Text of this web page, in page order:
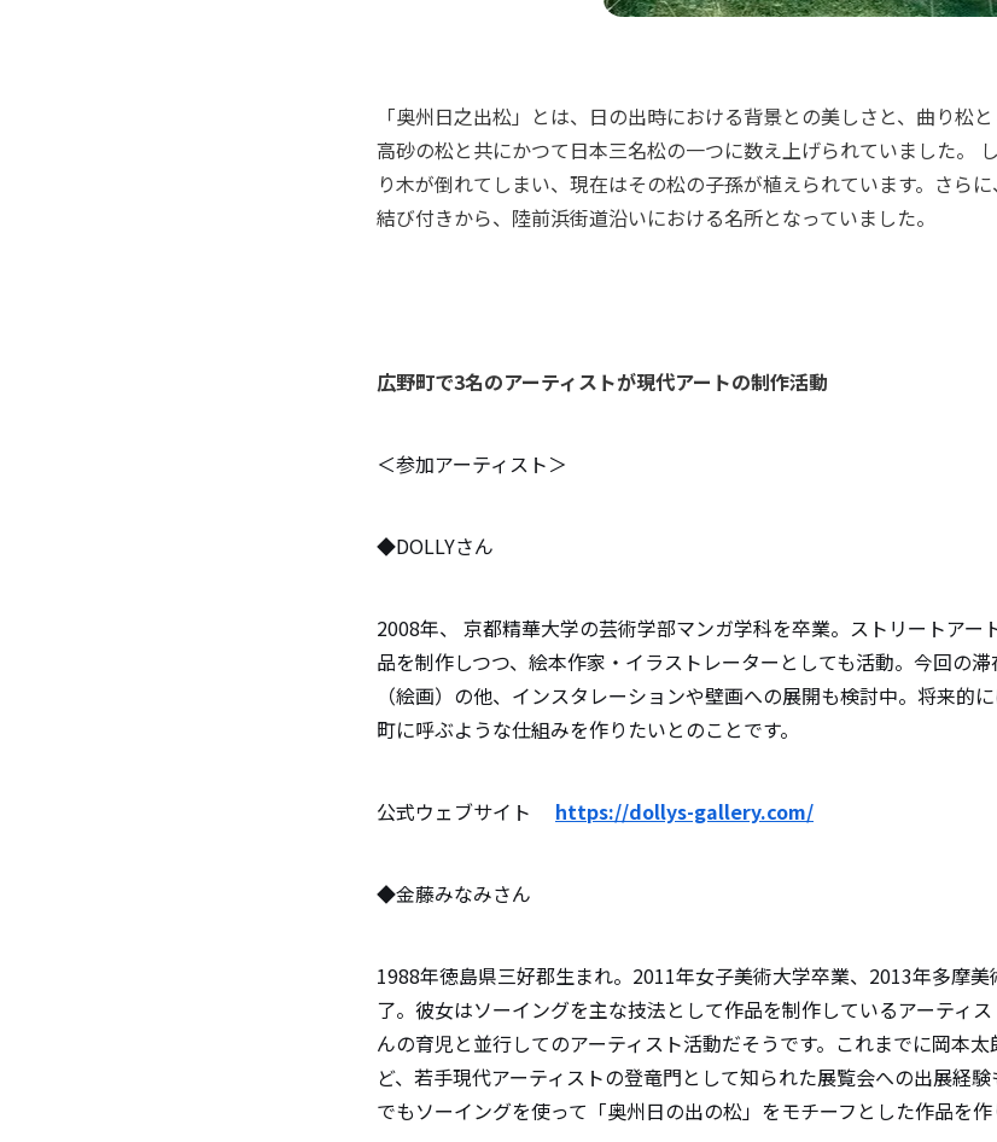
「奥州日之出松」とは、日の出時における背景との美しさと、曲り松
高砂の松と共にかつて日本三名松の一つに数え上げられていました。
り木が倒れてしまい、現在はその松の子孫が植えられています。さら
結び付きから、陸前浜街道沿いにおける名所となっていました。
広野町で3名のアーティストが現代アートの制作活動
＜参加アーティスト＞
◆DOLLYさん
2008年、 京都精華大学の芸術学部マンガ学科を卒業。ストリートアー
品を制作しつつ、絵本作家・イラストレーターとしても活動。今回の
（絵画）の他、インスタレーションや壁画への展開も検討中。将来的
町に呼ぶような仕組みを作りたいとのことです。
公式ウェブサイト https://dollys-gallery.com/
◆金藤みなみさん
1988年徳島県三好郡生まれ。2011年女子美術大学卒業、2013年多摩
了。彼女はソーイングを主な技法として作品を制作しているアーティ
んの育児と並行してのアーティスト活動だそうです。これまでに岡本太
ど、若手現代アーティストの登竜門として知られた展覧会への出展経
でもソーイングを使って「奥州日の出の松」をモチーフとした作品を作